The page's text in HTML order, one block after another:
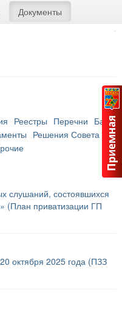
Документы
Реестры Перечни Банк
Решения Совета ГП
слушаний, состоявшихся
(План приватизации ГП
октября 2025 года (ПЗЗ